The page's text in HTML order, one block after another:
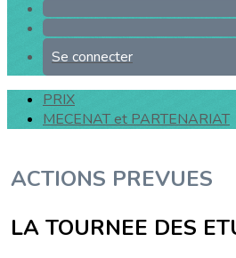
Se connecter
PRIX
MECENAT et PARTENARIAT
ACTIONS PREVUES
LA TOURNEE DES